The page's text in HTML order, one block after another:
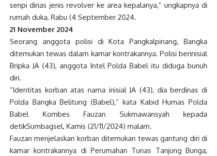
senpi dinas jenis revolver ke area kepalanya,” ungkapnya di
rumah duka, Rabu (4 September 2024.
21 November 2024
Seorang anggota polisi di Kota Pangkalpinang, Bangka
ditemukan tewas dalam kamar kontrakannya. Polisi berinisial
Bripka JA (43), anggota Intel Polda Babel itu diduga bunuh
diri.
“Identitas korban atas nama inisial JA (43), dia berdinas di
Polda Bangka Belitung (Babel),” kata Kabid Humas Polda
Babel Kombes Fauzan Sukmawansyah kepada
detikSumbagsel, Kamis (21/11/2024) malam.
Fauzan menjelaskan korban ditemukan tewas gantung diri di
kamar kontrakannya di Perumahan Tunas Tanjung Bunga,